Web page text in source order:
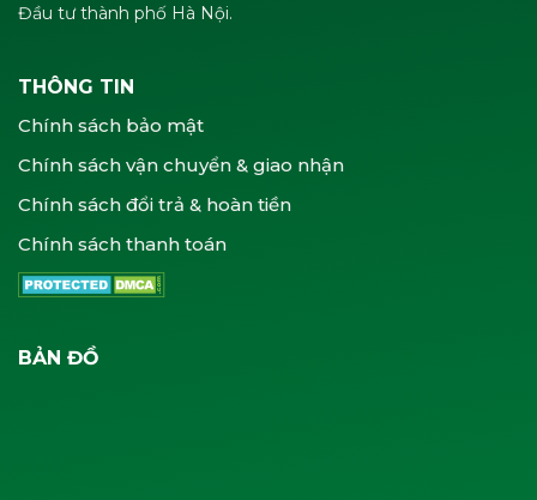
Đầu tư thành phố Hà Nội.
THÔNG TIN
Chính sách bảo mật
Chính sách vận chuyển & giao nhận
Chính sách đổi trả & hoàn tiền
Chính sách thanh toán
BẢN ĐỒ